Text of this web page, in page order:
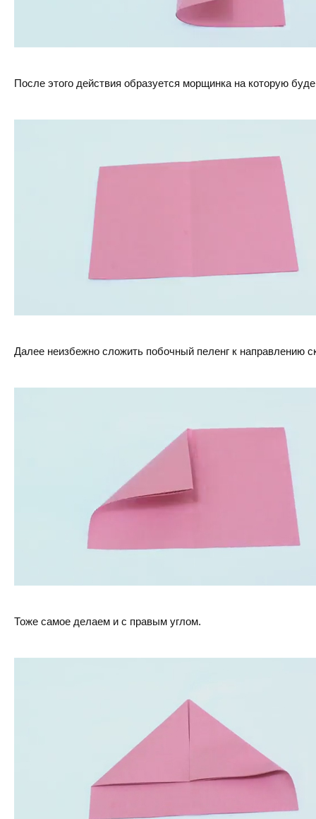
После этого действия образуется морщинка на которую
Далее неизбежно сложить побочный пеленг к направлению
Тоже самое делаем и с правым углом.